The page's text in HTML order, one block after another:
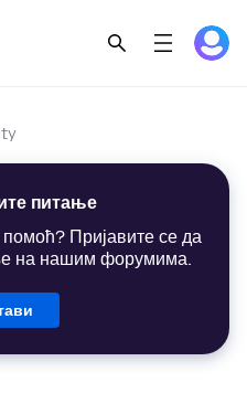
питање
Пријавите се да
на нашим форумима.